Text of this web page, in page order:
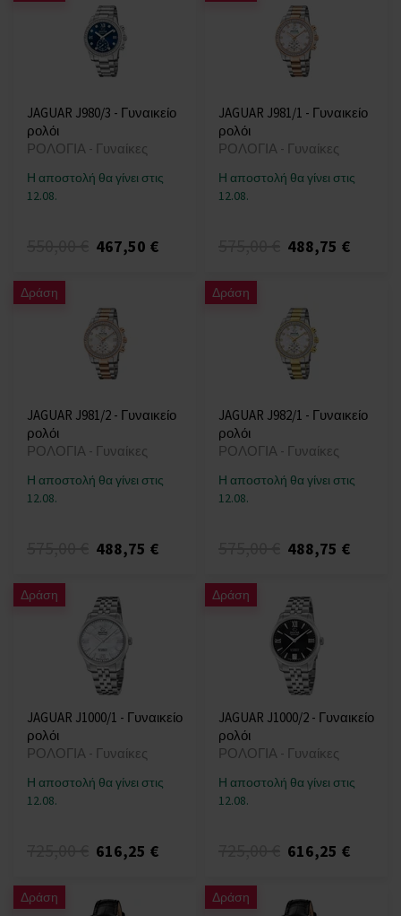
JAGUAR J980/3 - Γυναικείο
ρολόι
ΡΟΛΟΓΙΑ - Γυναίκες
Η αποστολή θα γίνει στις
12.08.
467,50 €
JAGUAR J981/1 - Γυναικείο
ρολόι
ΡΟΛΟΓΙΑ - Γυναίκες
Η αποστολή θα γίνει στις
12.08.
488,75 €
Δράση
JAGUAR J981/2 - Γυναικείο
ρολόι
ΡΟΛΟΓΙΑ - Γυναίκες
Η αποστολή θα γίνει στις
12.08.
488,75 €
Δράση
JAGUAR J982/1 - Γυναικείο
ρολόι
ΡΟΛΟΓΙΑ - Γυναίκες
Η αποστολή θα γίνει στις
12.08.
488,75 €
Δράση
JAGUAR J1000/1 - Γυναικείο
ρολόι
ΡΟΛΟΓΙΑ - Γυναίκες
Η αποστολή θα γίνει στις
12.08.
616,25 €
Δράση
JAGUAR J1000/2 - Γυναικείο
ρολόι
ΡΟΛΟΓΙΑ - Γυναίκες
Η αποστολή θα γίνει στις
12.08.
616,25 €
Δράση Δράση